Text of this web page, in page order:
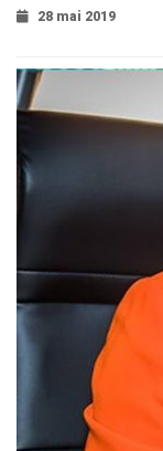
28 mai 2019